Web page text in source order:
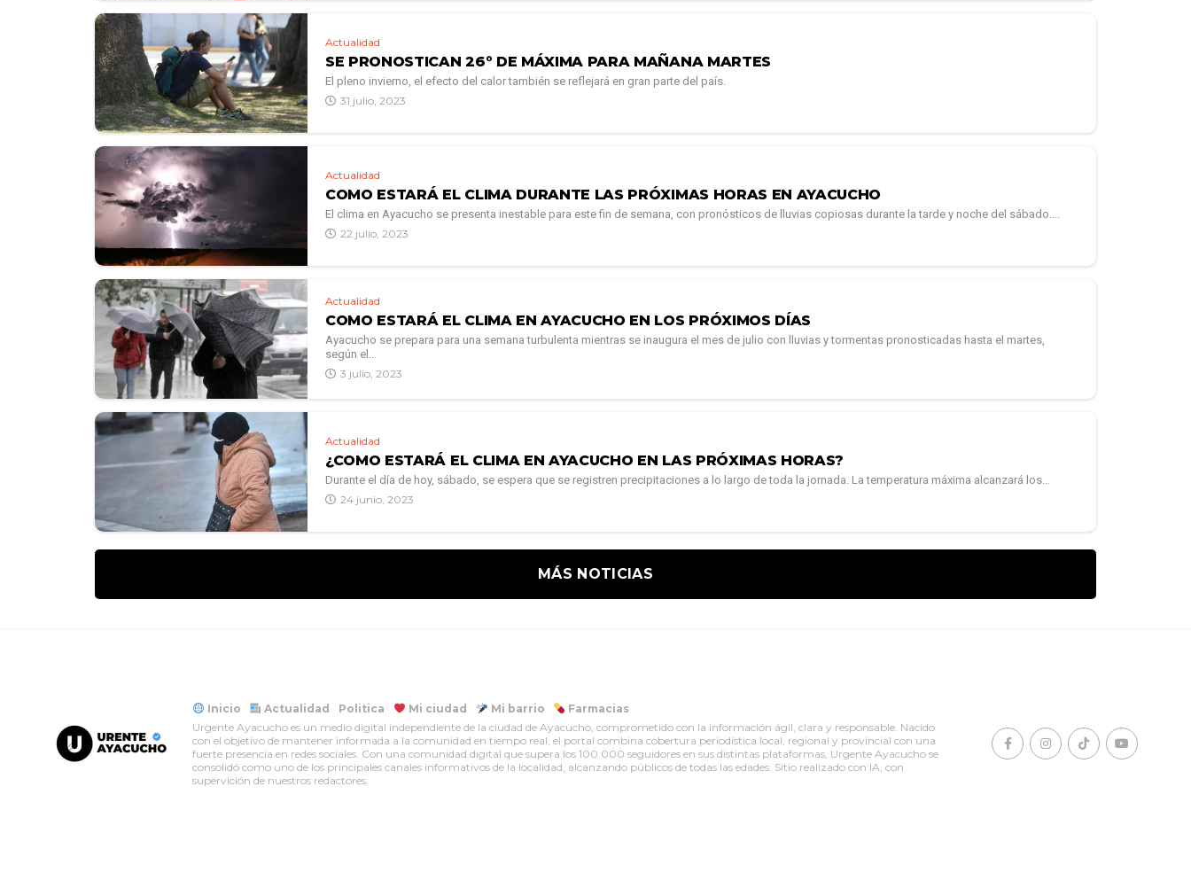
Actualidad
SE PRONOSTICAN 26° DE MÁXIMA PARA MAÑANA MARTES
El pleno invierno, el efecto del calor también se reflejará en gran parte del país.
31 julio, 2023
Actualidad
COMO ESTARÁ EL CLIMA DURANTE LAS PRÓXIMAS HORAS EN AYACUCHO
El clima en Ayacucho se presenta inestable para este fin de semana, con pronósticos de lluvias copiosas durante la tarde y noche del sábado....
22 julio, 2023
Actualidad
COMO ESTARÁ EL CLIMA EN AYACUCHO EN LOS PRÓXIMOS DÍAS
Ayacucho se prepara para una semana turbulenta mientras se inaugura el mes de julio con lluvias y tormentas pronosticadas hasta el martes,
según el...
3 julio, 2023
Actualidad
¿COMO ESTARÁ EL CLIMA EN AYACUCHO EN LAS PRÓXIMAS HORAS?
Durante el día de hoy, sábado, se espera que se registren precipitaciones a lo largo de toda la jornada. La temperatura máxima alcanzará los...
24 junio, 2023
MÁS NOTICIAS
Inicio Actualidad Politica Mi ciudad Mi barrio
Farmacias
Urgente Ayacucho es un medio digital independiente de la ciudad de Ayacucho, comprometido con la información ágil, clara y responsable. Nacido
con el objetivo de mantener informada a la comunidad en tiempo real, el portal combina cobertura periodística local, regional y provincial con una
fuerte presencia en redes sociales. Con una comunidad digital que supera los 100.000 seguidores en sus distintas plataformas, Urgente Ayacucho se
consolidó como uno de los principales canales informativos de la localidad, alcanzando públicos de todas las edades. Sitio realizado con IA, con
supervición de nuestros redactores.